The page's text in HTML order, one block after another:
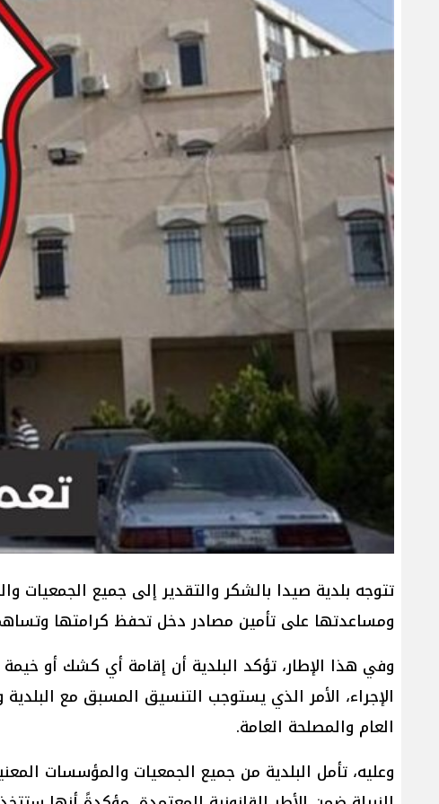
تتوجه بلدية صيدا بالشكر والتقدير إلى جميع الجمعيات
ومساعدتها على تأمين مصادر دخل تحفظ كرامتها
وفي هذا الإطار، تؤكد البلدية أن إقامة أي كشك أو
الإجراء، الأمر الذي يستوجب التنسيق المسبق مع
العام والمصلحة العامة.
وعليه، تأمل البلدية من جميع الجمعيات والمؤسسات